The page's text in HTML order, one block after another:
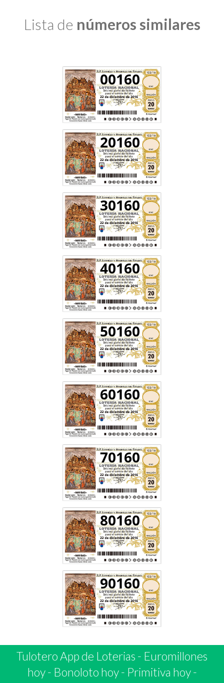
Lista de números similares
00160
20160
30160
40160
50160
60160
70160
80160
90160
Tulotero App de Loterias - Euromillones
hoy- Bonoloto hoy- Primitiva hoy-